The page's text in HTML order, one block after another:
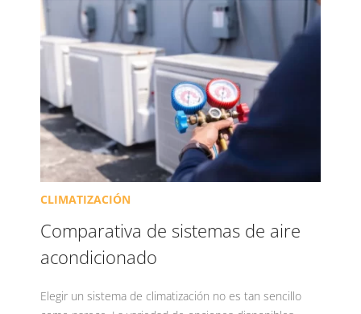
CLIMATIZACIÓN
Comparativa de sistemas de aire
acondicionado
Elegir un sistema de climatización no es tan sencillo